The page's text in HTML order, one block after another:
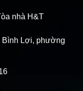
nhà H&T
Bình Lợi, phường